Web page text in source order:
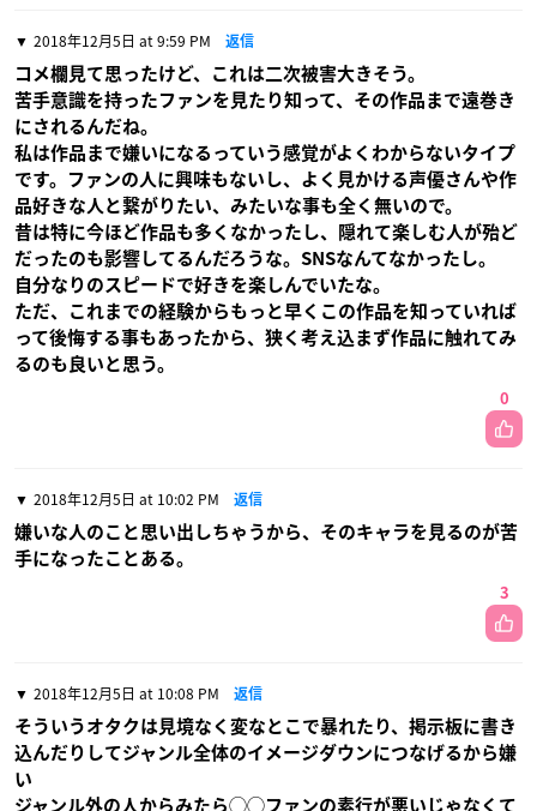
2018年12月5日 at 9:59 PM 返信
コメ欄見て思ったけど、これは二次被害大きそう。
苦手意識を持ったファンを見たり知って、その作品まで遠巻き
にされるんだね。
私は作品まで嫌いになるっていう感覚がよくわからないタイプ
です。ファンの人に興味もないし、よく見かける声優さんや作
品好きな人と繋がりたい、みたいな事も全く無いので。
昔は特に今ほど作品も多くなかったし、隠れて楽しむ人が殆ど
だったのも影響してるんだろうな。SNSなんてなかったし。
自分なりのスピードで好きを楽しんでいたな。
ただ、これまでの経験からもっと早くこの作品を知っていれば
って後悔する事もあったから、狭く考え込まず作品に触れてみ
るのも良いと思う。
0
2018年12月5日 at 10:02 PM 返信
嫌いな人のこと思い出しちゃうから、そのキャラを見るのが苦
手になったことある。
3
2018年12月5日 at 10:08 PM 返信
そういうオタクは見境なく変なとこで暴れたり、掲示板に書き
込んだりしてジャンル全体のイメージダウンにつなげるから嫌
い
ジャンル外の人からみたら◯◯ファンの素行が悪いじゃなくて